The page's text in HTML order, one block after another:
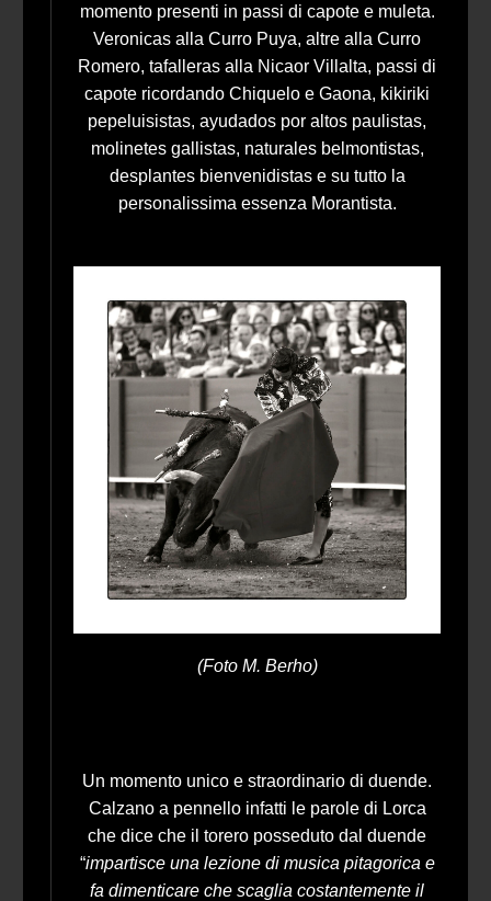
momento presenti in passi di capote e muleta.
Veronicas alla Curro Puya, altre alla Curro
Romero, tafalleras alla Nicaor Villalta, passi di
capote ricordando Chiquelo e Gaona, kikiriki
pepeluisistas, ayudados por altos paulistas,
molinetes gallistas, naturales belmontistas,
desplantes bienvenidistas e su tutto la
personalissima essenza Morantista.
(Foto M. Berho)
Un momento unico e straordinario di duende.
Calzano a pennello infatti le parole di Lorca
che dice che il torero posseduto dal duende
“impartisce una lezione di musica pitagorica e
fa dimenticare che scaglia costantemente il